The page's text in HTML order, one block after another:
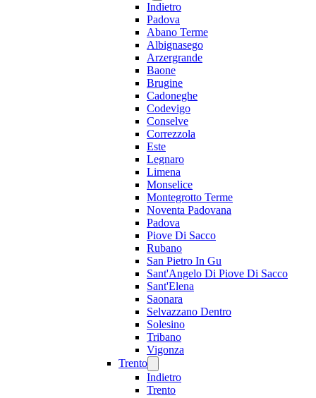
Indietro
Padova
Abano Terme
Albignasego
Arzergrande
Baone
Brugine
Cadoneghe
Codevigo
Conselve
Correzzola
Este
Legnaro
Limena
Monselice
Montegrotto Terme
Noventa Padovana
Padova
Piove Di Sacco
Rubano
San Pietro In Gu
Sant'Angelo Di Piove Di Sacco
Sant'Elena
Saonara
Selvazzano Dentro
Solesino
Tribano
Vigonza
Trento
Indietro
Trento